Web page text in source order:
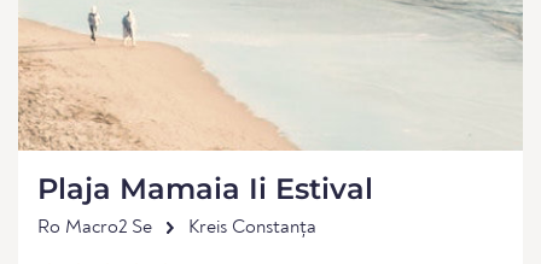
Plaja Mamaia Ii Estival
Ro Macro2 Se Kreis Constanța